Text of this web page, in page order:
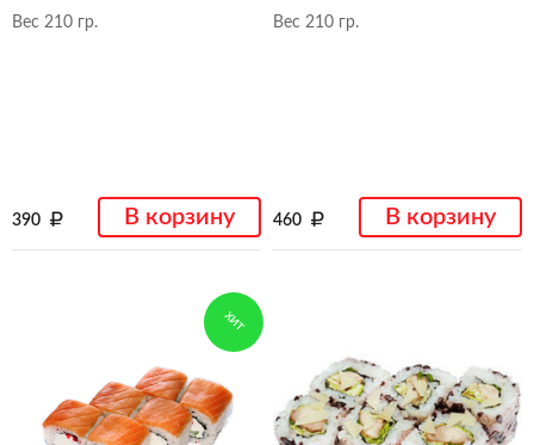
Вес 210 гр.
390 В корзину
Вес 210 гр.
460 В корзину
ХИТ